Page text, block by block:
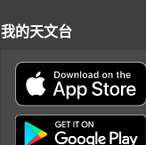
我的天文台